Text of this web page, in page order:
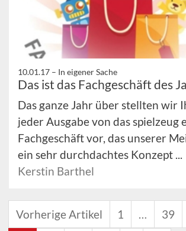
10.01.17 – In eigener Sache
Das ist das Fachgeschäft des
Das ganze Jahr über stellten wir
jeder Ausgabe von das spielzeug
Fachgeschäft vor, das unserer
ein sehr durchdachtes Konzept ...
Kerstin Barthel
Vorherige Artikel 1 … 39